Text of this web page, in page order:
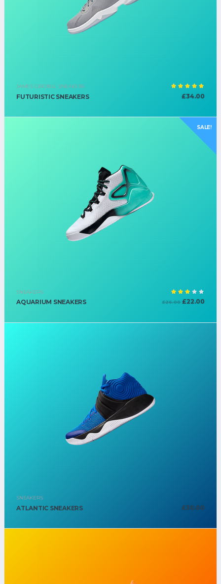
JAMES GIROBILI, SNEAKERS
FUTURISTIC SNEAKERS
5.00из
£34.00
SALE!
SNEAKERS
AQUARIUM SNEAKERS
ка
£26.00 £22.00
SNEAKERS
ATLANTIC SNEAKERS £30.00